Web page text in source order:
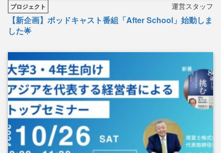
プロジェクト 運営スタッフ
【新企画】ポッドキャスト番組「After School」始動しま
した🌟